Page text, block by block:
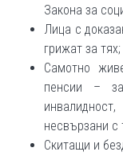
Закона за
Лица с
грижат за тях;
Самотно
пенсии –
несвързани с
Скитащи и